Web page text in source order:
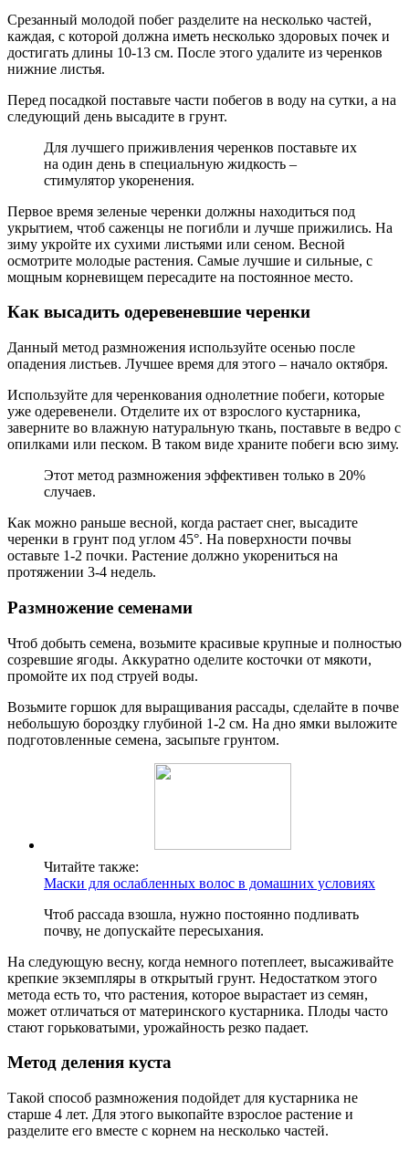
Срезанный молодой побег разделите на несколько частей,
каждая, с которой должна иметь несколько здоровых почек и
достигать длины 10-13 см. После этого удалите из черенков
нижние листья.
Перед посадкой поставьте части побегов в воду на сутки, а на
следующий день высадите в грунт.
Для лучшего приживления черенков поставьте их
на один день в специальную жидкость –
стимулятор укоренения.
Первое время зеленые черенки должны находиться под
укрытием, чтоб саженцы не погибли и лучше прижились. На
зиму укройте их сухими листьями или сеном. Весной
осмотрите молодые растения. Самые лучшие и сильные, с
мощным корневищем пересадите на постоянное место.
Как высадить одеревеневшие черенки
Данный метод размножения используйте осенью после
опадения листьев. Лучшее время для этого – начало октября.
Используйте для черенкования однолетние побеги, которые
уже одеревенели. Отделите их от взрослого кустарника,
заверните во влажную натуральную ткань, поставьте в ведро с
опилками или песком. В таком виде храните побеги всю зиму.
Этот метод размножения эффективен только в 20%
случаев.
Как можно раньше весной, когда растает снег, высадите
черенки в грунт под углом 45°. На поверхности почвы
оставьте 1-2 почки. Растение должно укорениться на
протяжении 3-4 недель.
Размножение семенами
Чтоб добыть семена, возьмите красивые крупные и полностью
созревшие ягоды. Аккуратно оделите косточки от мякоти,
промойте их под струей воды.
Возьмите горшок для выращивания рассады, сделайте в почве
небольшую бороздку глубиной 1-2 см. На дно ямки выложите
подготовленные семена, засыпьте грунтом.
Читайте также:
Маски для ослабленных волос в домашних условиях
Чтоб рассада взошла, нужно постоянно подливать
почву, не допускайте пересыхания.
На следующую весну, когда немного потеплеет, высаживайте
крепкие экземпляры в открытый грунт. Недостатком этого
метода есть то, что растения, которое вырастает из семян,
может отличаться от материнского кустарника. Плоды часто
стают горьковатыми, урожайность резко падает.
Метод деления куста
Такой способ размножения подойдет для кустарника не
старше 4 лет. Для этого выкопайте взрослое растение и
разделите его вместе с корнем на несколько частей.